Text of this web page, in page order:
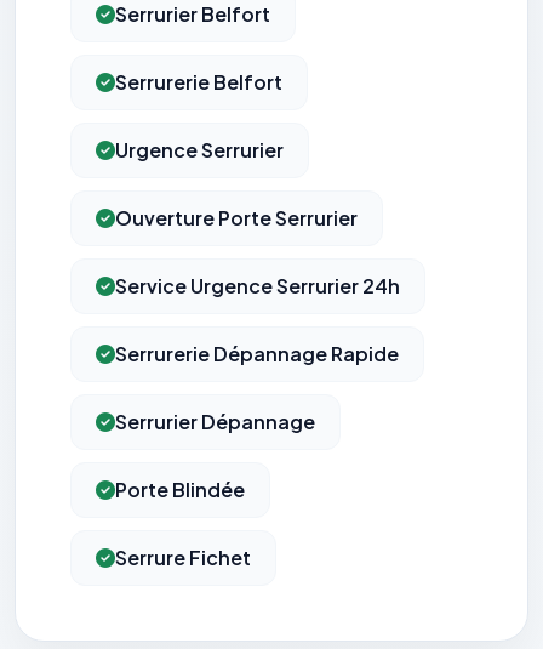
Serrurier Belfort
Serrurerie Belfort
Urgence Serrurier
Ouverture Porte Serrurier
Service Urgence Serrurier 24h
Serrurerie Dépannage Rapide
Serrurier Dépannage
Porte Blindée
Serrure Fichet